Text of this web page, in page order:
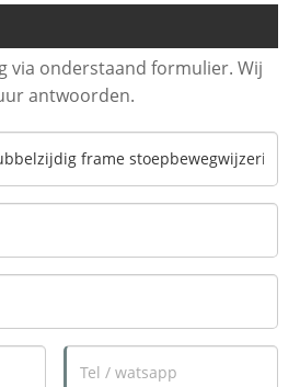
via onderstaand formulier. Wij
antwoorden.